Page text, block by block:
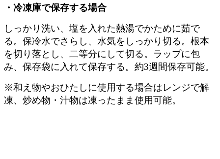
・冷凍庫で保存する場合
しっかり洗い、塩を入れた熱湯でかために茹で
る。保冷水でさらし、水気をしっかり切る。根本
を切り落とし、二等分にして切る。ラップに包
み、保存袋に入れて保存する。約3週間保存可能。
※和え物やおひたしに使用する場合はレンジで解
凍、炒め物・汁物は凍ったまま使用可能。